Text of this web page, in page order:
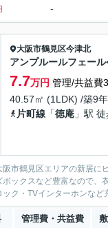
-
大阪市鶴見区今津北
アンプルールフェー
7.7万円 管理/共益費
40.57㎡ (1LDK) /築9
片町線 「徳庵 」駅
阪市鶴見区エリアの新居
ックスなど豊富なので
ク・TVインターホンな
管理費・共益費